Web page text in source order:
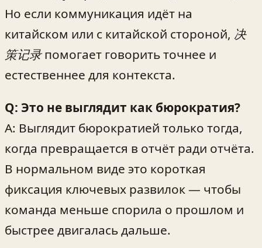
Но если коммуникация идёт на
китайском или с китайской стороной, 决
策记录помогает говорить точнее и
естественнее для контекста.
Q: Это не выглядит как бюрократия?
A: Выглядит бюрократией только тогда,
когда превращается в отчёт ради отчёта.
В нормальном виде это короткая
фиксация ключевых развилок — чтобы
команда меньше спорила о прошлом и
быстрее двигалась дальше.